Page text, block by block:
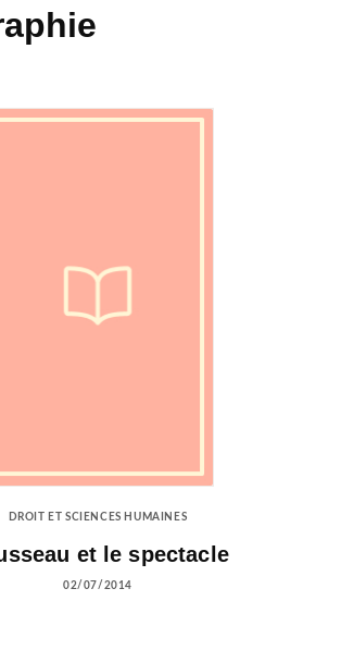
DROIT ET SCIENCES HUMAINES
et le spectacle
02/07/2014